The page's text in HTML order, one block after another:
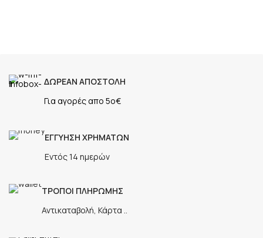
ΔΩΡΕΑΝ ΑΠΟΣΤΟΛΗ
Για αγορές απο 5ο€
ΕΓΓΥΗΣΗ ΧΡΗΜΑΤΩΝ
Εντός 14 ημερών
ΤΡΟΠΟΙ ΠΛΗΡΩΜΗΣ
Αντικαταβολή, Κάρτα ..